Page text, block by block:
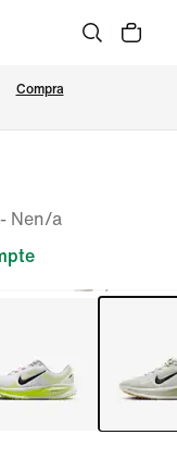
Compra
Nen/a